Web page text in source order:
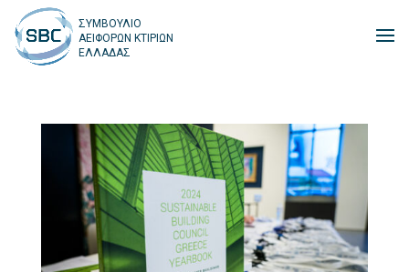
ΣΥΜΒΟΥΛΙΟ
ΑΕΙΦΟΡΩΝ ΚΤΙΡΙΩΝ
ΕΛΛΑΔΑΣ